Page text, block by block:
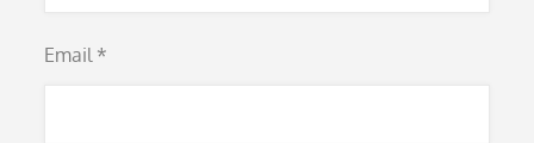
Email *